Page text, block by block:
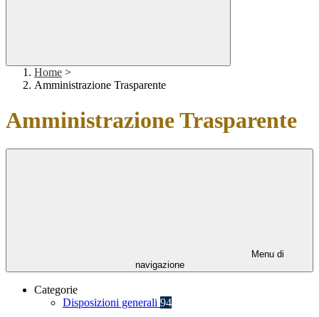
Home >
Amministrazione Trasparente
Amministrazione Trasparente
Menu di
navigazione
Categorie
Disposizioni generali 94